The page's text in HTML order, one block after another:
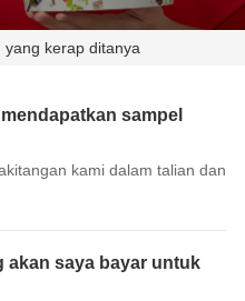
yang kerap ditanya
sampel
kami dalam talian dan
akan saya bayar untuk